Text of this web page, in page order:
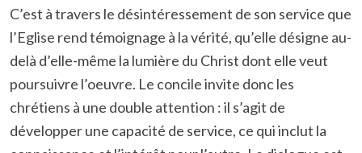
C’est à travers le désintéressement de son service que
l’Eglise rend témoignage à la vérité, qu’elle désigne au-
delà d’elle-même la lumière du Christ dont elle veut
poursuivre l’oeuvre. Le concile invite donc les
chrétiens à une double attention : il s’agit de
développer une capacité de service, ce qui inclut la